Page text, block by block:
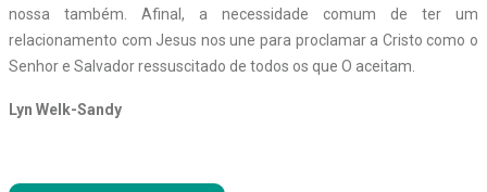
nossa também. Afinal, a necessidade comum de ter um
relacionamento com Jesus nos une para proclamar a Cristo como o
Senhor e Salvador ressuscitado de todos os que O aceitam.
Lyn Welk-Sandy